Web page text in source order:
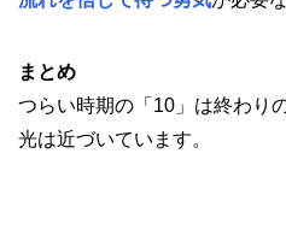
まとめ
つらい時期の「10」は終わり
光は近づいています。